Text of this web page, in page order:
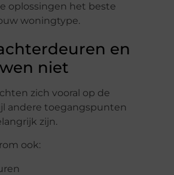
oplossingen het beste
woningtype.
en
niet
zich vooral op de
andere toegangspunten
zijn.
ook: